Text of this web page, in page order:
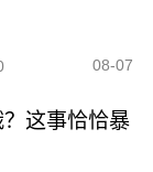
08-07
这事恰恰暴